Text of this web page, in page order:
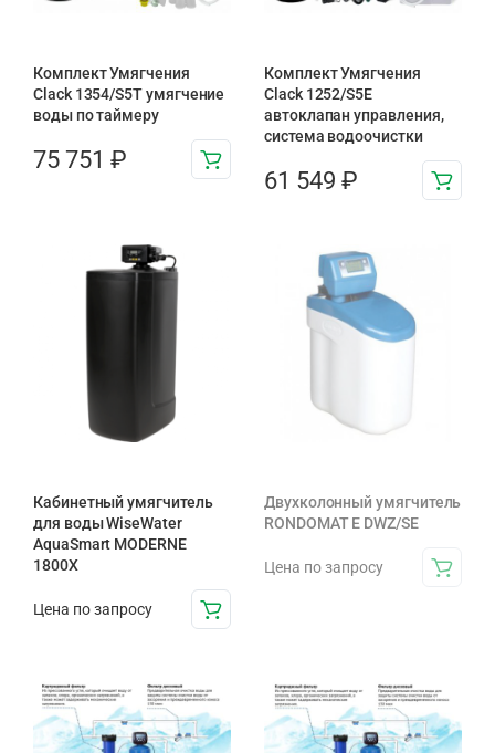
Комплект Умягчения
Clack 1354/S5T умягчение
воды по таймеру
75 751 ₽
Комплект Умягчения
Clack 1252/S5E
автоклапан управления,
система водоочистки
61 549 ₽
Кабинетный умягчитель
для воды WiseWater
AquaSmart MODERNE
1800X
Цена по запросу
Двухколонный умягчитель
RONDOMAT E DWZ/SE
Цена по запросу